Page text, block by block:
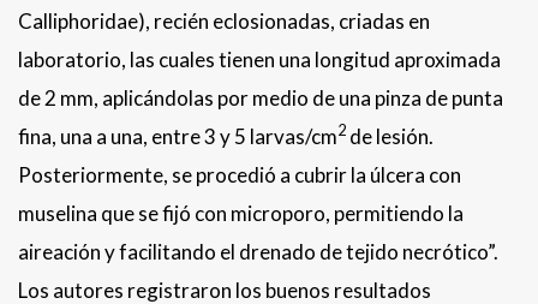
Calliphoridae), recién eclosionadas, criadas en
laboratorio, las cuales tienen una longitud aproximada
de 2 mm, aplicándolas por medio de una pinza de punta
fina, una a una, entre 3 y 5 larvas/cm2 de lesión.
Posteriormente, se procedió a cubrir la úlcera con
muselina que se fijó con microporo, permitiendo la
aireación y facilitando el drenado de tejido necrótico”.
Los autores registraron los buenos resultados